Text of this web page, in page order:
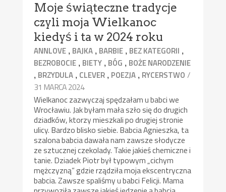
Moje świąteczne tradycje
czyli moja Wielkanoc
kiedyś i ta w 2024 roku
ANNLOVE , BAJKA , BARBIE , BEZ KATEGORII ,
BEZROBOCIE , BIETY , BÓG , BOŻE NARODZENIE
, BRZYDULA , CLEVER , POEZJA , RYCERSTWO /
31 MARCA 2024
Wielkanoc zazwyczaj spędzałam u babci we
Wrocławiu. Jak byłam mała szło się do drugich
dziadków, ktorzy mieszkali po drugiej stronie
ulicy. Bardzo blisko siebie. Babcia Agnieszka, ta
szalona babcia dawała nam zawsze słodycze
ze sztucznej czekolady. Takie jakieś chemiczne i
tanie. Dziadek Piotr był typowym „cichym
mężczyzną” gdzie rządziła moja ekscentryczna
babcia. Zawsze spaliśmy u babci Felicji. Mama